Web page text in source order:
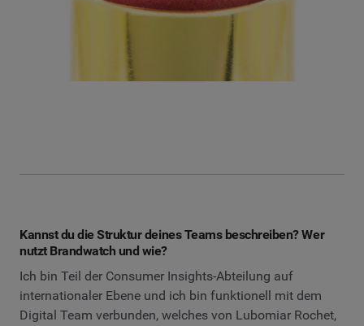
Kannst du die Struktur deines Teams beschreiben? Wer
nutzt Brandwatch und wie?
Ich bin Teil der Consumer Insights-Abteilung auf
internationaler Ebene und ich bin funktionell mit dem
Digital Team verbunden, welches von Lubomiar Rochet,